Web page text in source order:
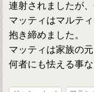
連射されましたが
マッティはマルテ
抱き締めました。
マッティは家族の
何者にも怯える事な